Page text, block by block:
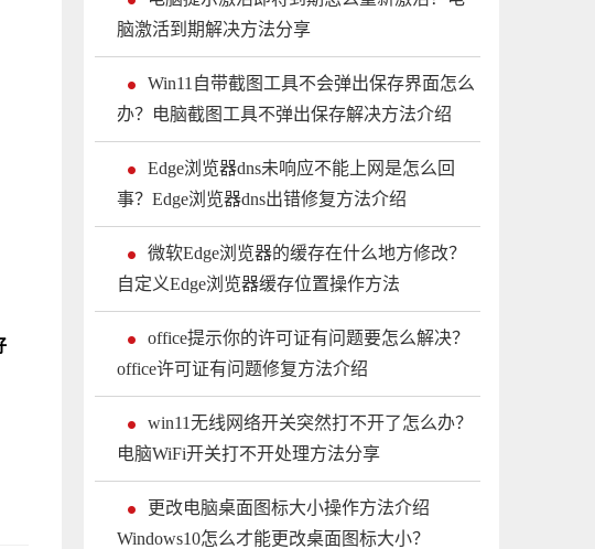
脑激活到期解决方法分享
Win11自带截图工具不会弹出保存界面怎么
办？电脑截图工具不弹出保存解决方法介绍
Edge浏览器dns未响应不能上网是怎么回
事？Edge浏览器dns出错修复方法介绍
微软Edge浏览器的缓存在什么地方修改？
自定义Edge浏览器缓存位置操作方法
office提示你的许可证有问题要怎么解决？
office许可证有问题修复方法介绍
win11无线网络开关突然打不开了怎么办？
电脑WiFi开关打不开处理方法分享
更改电脑桌面图标大小操作方法介绍
Windows10怎么才能更改桌面图标大小？